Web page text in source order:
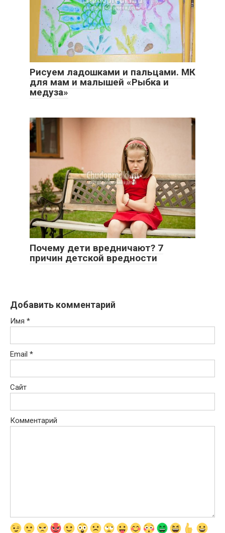
Рисуем ладошками и пальцами. МК
для мам и малышей «Рыбка и
медуза»
Почему дети вредничают? 7
причин детской вредности
Добавить комментарий
Имя *
Email *
Сайт
Комментарий